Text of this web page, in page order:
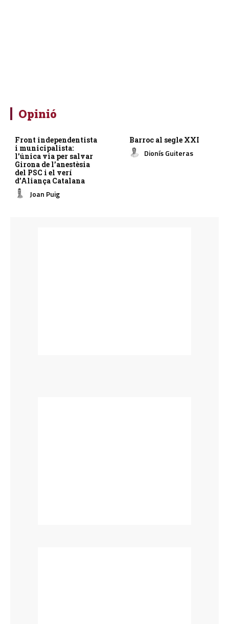
Opinió
Front independentista
i municipalista:
l’única via per salvar
Girona de l’anestèsia
del PSC i el verí
d’Aliança Catalana
Joan Puig
Barroc al segle XXI
Dionís Guiteras